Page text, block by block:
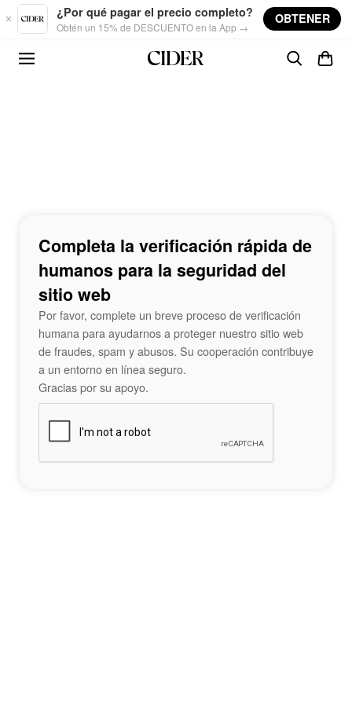
Skip to main content
¿Por qué pagar el precio completo?
Obtén un 15% de DESCUENTO en la App →
OBTENER
Completa la verificación rápida de
humanos para la seguridad del
sitio web
Por favor, complete un breve proceso de verificación
humana para ayudarnos a proteger nuestro sitio web
de fraudes, spam y abusos. Su cooperación contribuye
a un entorno en línea seguro.
Gracias por su apoyo.